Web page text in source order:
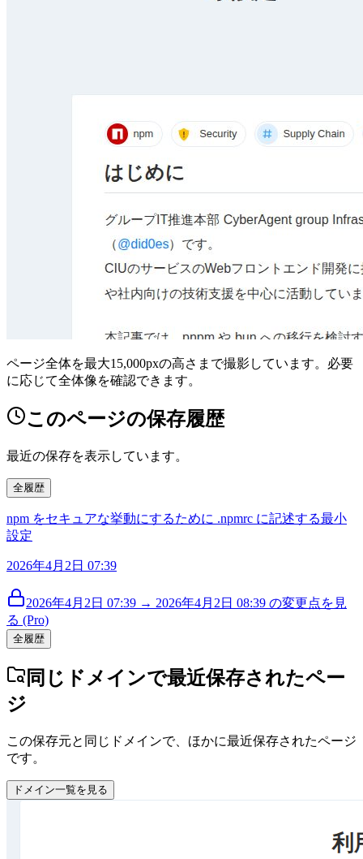
ページ全体を最大15,000pxの高さまで撮影しています。必要
に応じて全体像を確認できます。
このページの保存履歴
最近の保存を表示しています。
全履歴
npm をセキュアな挙動にするために .npmrc に記述する最小
設定
2026年4月2日 07:39
2026年4月2日 07:39 → 2026年4月2日 08:39 の変更点を見
る (Pro)
全履歴
同じドメインで最近保存されたペー
ジ
この保存元と同じドメインで、ほかに最近保存されたページ
です。
ドメイン一覧を見る